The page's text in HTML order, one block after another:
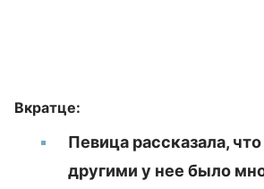
Вкратце:
Певица рассказала,
другими у нее было